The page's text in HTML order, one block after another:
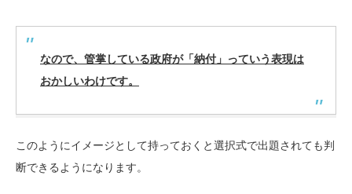
なので、管掌している政府が「納付」っていう表現は
おかしいわけです。
このようにイメージとして持っておくと選択式で出題されても判
断できるようになります。